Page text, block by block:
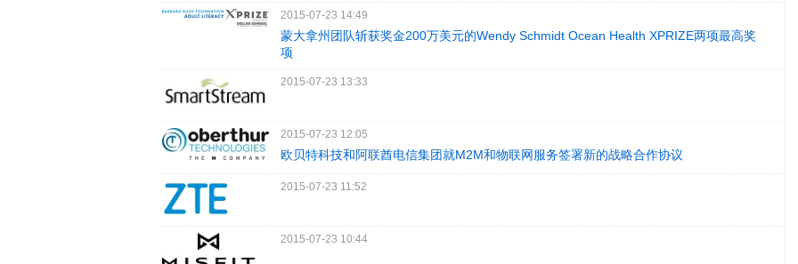
2015-07-23 14:49
蒙大拿州团队斩获奖金200万美元的Wendy Schmidt Ocean Health XPRIZE两项最高奖
项
2015-07-23 13:33
2015-07-23 12:05
欧贝特科技和阿联酋电信集团就M2M和物联网服务签署新的战略合作协议
2015-07-23 11:52
2015-07-23 10:44